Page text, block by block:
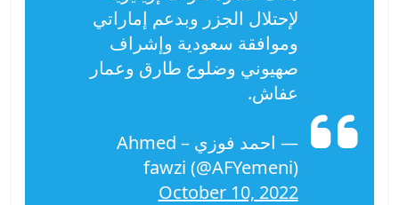
لإحتلال الجزر وبدعم إماراتي
وموافقة سعودية وإشراف
صهيوني وضلوع طارق وعمار
عفاش.
— احمد فوزي – Ahmed
fawzi (@AFYemeni)
October 10, 2022